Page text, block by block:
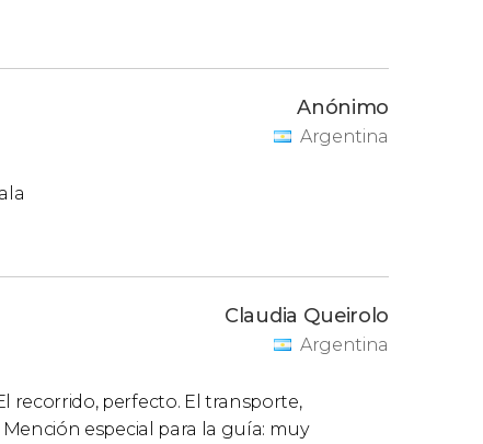
Anónimo
Argentina
Claudia Queirolo
Argentina
recorrido, perfecto. El transporte,
especial para la guía: muy